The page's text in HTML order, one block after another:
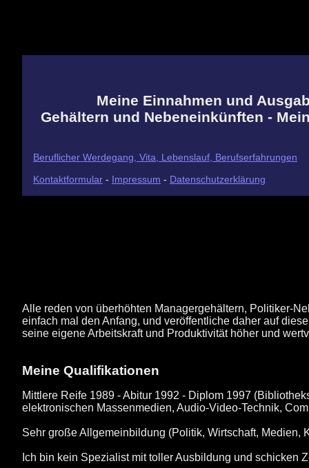
Meine Einnahmen und
Gehältern und Nebeneinkünften -
Beruflicher Werdegang, Vita, Lebenslauf, Berufserfahrungen
Kontaktformular - Impressum - Datenschutzerklärung
Alle reden von überhöhten Managergehältern, Politiker-
einfach mal den Anfang, und veröffentliche daher auf
seine eigene Arbeitskraft und Produktivität höher und
Meine Qualifikationen
Mittlere Reife 1989 - Abitur 1992 - Diplom 1997
elektronischen Massenmedien, Audio-Video-Technik,
Sehr große Allgemeinbildung (Politik, Wirtschaft, Medien,
Ich bin kein Spezialist mit toller Ausbildung und schicken